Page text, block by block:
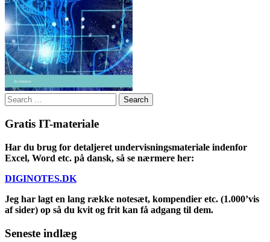
Search
for:
Gratis IT-materiale
Har du brug for detaljeret undervisningsmateriale indenfor
Excel, Word etc. på dansk, så se nærmere her:
DIGINOTES.DK
Jeg har lagt en lang række notesæt, kompendier etc. (1.000’vis
af sider) op så du kvit og frit kan få adgang til dem.
Seneste indlæg